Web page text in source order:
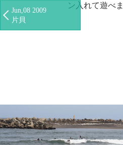
ン入れて遊べ
Jun,08 2009
片貝